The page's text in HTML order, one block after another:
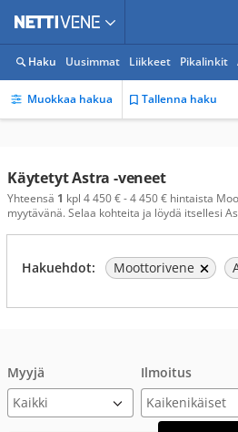
Haku Uusimmat Liikkeet Pikalinkit
Muokkaa hakua Tallenna haku
Käytetyt Astra -veneet
Yhteensä 1 kpl 4 450 € - 4 450 € hintaista
myytävänä. Selaa kohteita ja löydä itsellesi
Hakuehdot: Moottorivene
Myyjä Ilmoitus